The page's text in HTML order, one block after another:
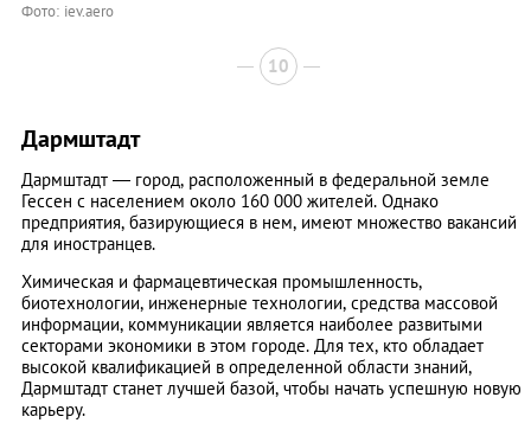
Фото: iev.aero
10
Дармштадт
Дармштадт — город, расположенный в федеральной земле
Гессен с населением около 160 000 жителей. Однако
предприятия, базирующиеся в нем, имеют множество вакансий
для иностранцев.
Химическая и фармацевтическая промышленность,
биотехнологии, инженерные технологии, средства массовой
информации, коммуникации является наиболее развитыми
секторами экономики в этом городе. Для тех, кто обладает
высокой квалификацией в определенной области знаний,
Дармштадт станет лучшей базой, чтобы начать успешную новую
карьеру.